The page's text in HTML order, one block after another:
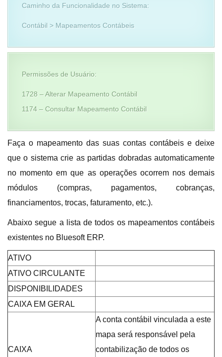
Caminho da Funcionalidade no Sistema:
Contábil > Mapeamentos Contábeis
Permissões de Usuário:
1728 – Alterar Mapeamento Contábil
1174 – Consultar Mapeamento Contábil
Faça o mapeamento das suas contas contábeis e deixe
que o sistema crie as partidas dobradas automaticamente
no momento em que as operações ocorrem nos demais
módulos (compras, pagamentos, cobranças,
financiamentos, trocas, faturamento, etc.).
Abaixo segue a lista de todos os mapeamentos contábeis
existentes no Bluesoft ERP.
ATIVO
ATIVO CIRCULANTE
DISPONIBILIDADES
CAIXA EM GERAL
CAIXA
A conta contábil vinculada a este
mapa será responsável pela
contabilização de todos os